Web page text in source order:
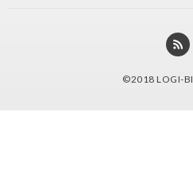
©2018 LOGI-